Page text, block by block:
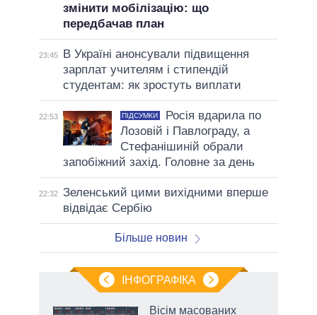
змінити мобілізацію: що
передбачав план
23:45
В Україні анонсували підвищення
зарплат учителям і стипендій
студентам: як зростуть виплати
22:53 ПІДСУМКИ
Росія вдарила по
Лозовій і Павлограду, а
Стефанішиній обрали
запобіжний захід. Головне за день
22:32 Зеленський цими вихідними вперше
відвідає Сербію
Більше новин
ІНФОГРАФІКА
Вісім масованих